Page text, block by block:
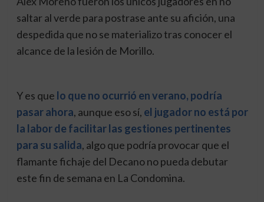
saltar al verde para postrase ante su afición, una
despedida que no se materializo tras conocer el
alcance de la lesión de Morillo.
Y es que lo que no ocurrió en verano, podría
pasar ahora, aunque eso sí, el jugador no está por
la labor de facilitar las gestiones pertinentes
para su salida, algo que podría provocar que el
flamante fichaje del Decano no pueda debutar
este fin de semana en La Condomina.